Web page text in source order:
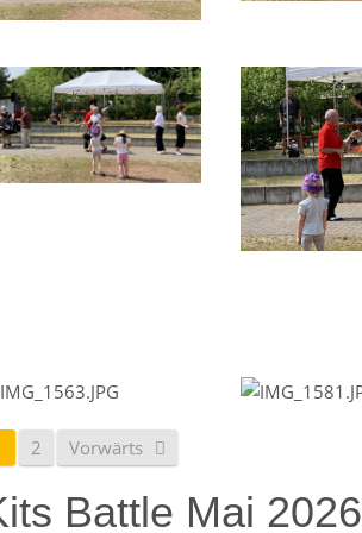
2 Vorwärts
Battle Mai 2026